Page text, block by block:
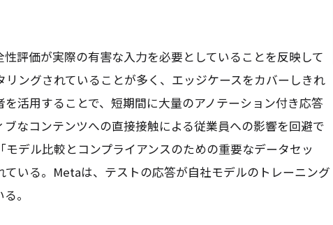
評価が実際の有害な入力を必要としていることを反映して
ングされていることが多く、エッジケースをカバーしきれ
活用することで、短期間に大量のアノテーション付き応答
なコンテンツへの直接接触による従業員への影響を回避で
デル比較とコンプライアンスのための重要なデータセッ
ている。Metaは、テストの応答が自社モデルのトレーニング
。